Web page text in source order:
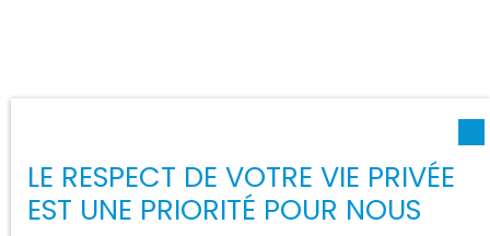
LE RESPECT DE VOTRE VIE PRIVÉE
EST UNE PRIORITÉ POUR NOUS